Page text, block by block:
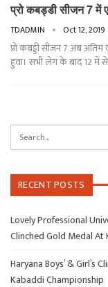
प्रो कबड्डी सीजन 7
TDADMIN Oct 12, 2019
प्रो कबड्डी सीजन 7 अब
हुवा। सभी लेग के बाद 12 में
RECENT POSTS
Lovely Professional
Clinched Gold Medal At
Haryana Boys’ & Girl’s
Kabaddi Championship